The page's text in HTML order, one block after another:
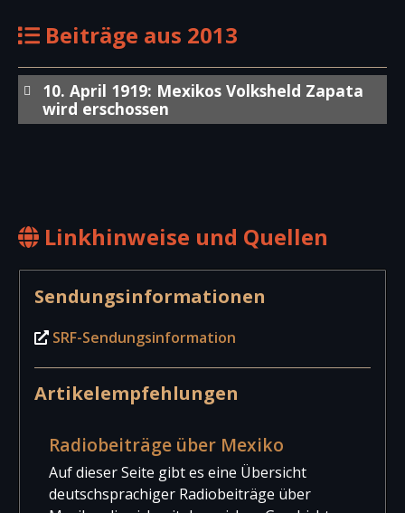
Beiträge aus 2013
10. April 1919: Mexikos Volksheld Zapata
wird erschossen
Linkhinweise und Quellen
Sendungsinformationen
SRF-Sendungsinformation
Artikelempfehlungen
Radiobeiträge über Mexiko
Auf dieser Seite gibt es eine Übersicht
deutschsprachiger Radiobeiträge über